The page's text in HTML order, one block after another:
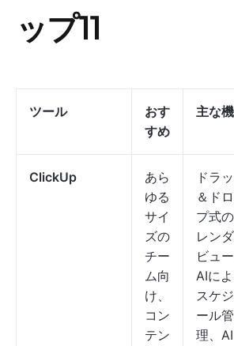
ップ11
ツール
おす
すめ
主な
ClickUp
あら
ゆる
サイ
ズの
チー
ム向
け、
コン
テン
ドラ
＆ド
プ式
レン
ビュー
AIに
スケ
ール管
理、